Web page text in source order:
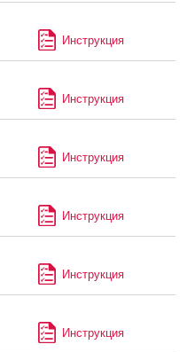
Инструкция
Инструкция
Инструкция
Инструкция
Инструкция
Инструкция